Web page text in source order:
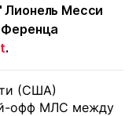
Лионель Месси
Ференца
.
(США)
офф МЛС между